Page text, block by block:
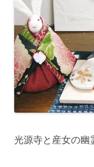
光源寺と産女の